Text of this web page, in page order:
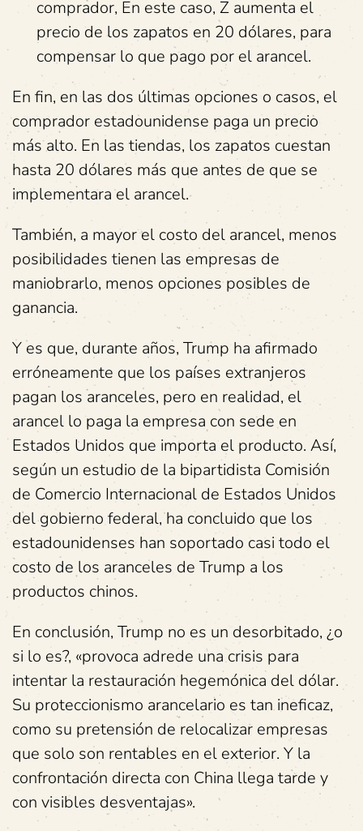
comprador, En este caso, Z aumenta el
precio de los zapatos en 20 dólares, para
compensar lo que pago por el arancel.
En fin, en las dos últimas opciones o casos, el
comprador estadounidense paga un precio
más alto. En las tiendas, los zapatos cuestan
hasta 20 dólares más que antes de que se
implementara el arancel.
También, a mayor el costo del arancel, menos
posibilidades tienen las empresas de
maniobrarlo, menos opciones posibles de
ganancia.
Y es que, durante años, Trump ha afirmado
erróneamente que los países extranjeros
pagan los aranceles, pero en realidad, el
arancel lo paga la empresa con sede en
Estados Unidos que importa el producto. Así,
según un estudio de la bipartidista Comisión
de Comercio Internacional de Estados Unidos
del gobierno federal, ha concluido que los
estadounidenses han soportado casi todo el
costo de los aranceles de Trump a los
productos chinos.
En conclusión, Trump no es un desorbitado, ¿o
si lo es?, «provoca adrede una crisis para
intentar la restauración hegemónica del dólar.
Su proteccionismo arancelario es tan ineficaz,
como su pretensión de relocalizar empresas
que solo son rentables en el exterior. Y la
confrontación directa con China llega tarde y
con visibles desventajas».